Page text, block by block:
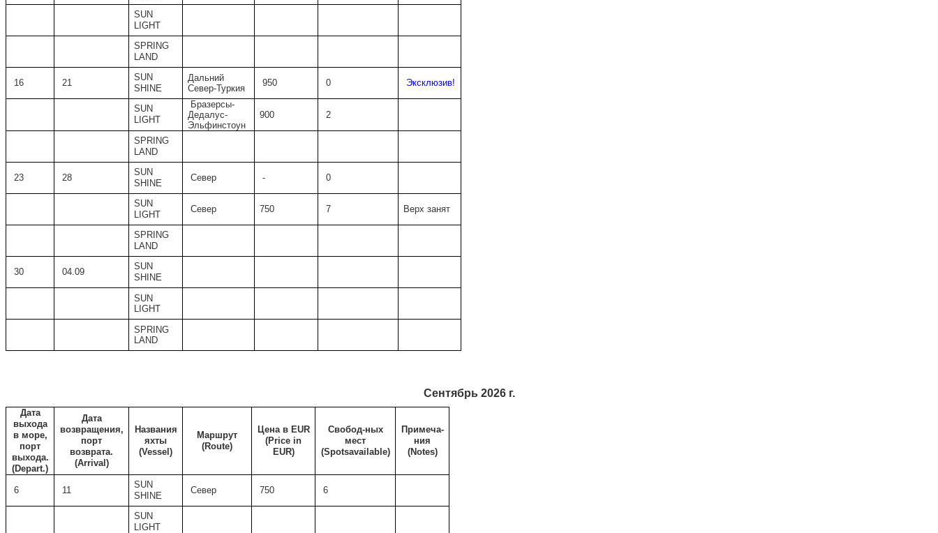
SUN
LIGHT
SPRING
LAND
16 21
SUN
SHINE
Дальний
Север-Туркия
950 0 Эксклюзив!
SUN
LIGHT
Бразерсы-
Дедалус-
Эльфинстоун
900 2
SPRING
LAND
23 28
SUN
SHINE
Север - 0
SUN
LIGHT
Север 750 7 Верх занят
SPRING
LAND
30 04.09
SUN
SHINE
SUN
LIGHT
SPRING
LAND
Сентябрь 2026 г.
Дата
выхода
в море,
порт
выхода.
(Depart.)
Дата
возвращения,
порт
возврата.
(Arrival)
Названия
яхты
(Vessel)
Маршрут
(Route)
ЦенавEUR
(Price in
EUR)
Свобод-ных
мест
(Spotsavailable)
Примеча-
ния
(Notes)
6 11
SUN
SHINE
Север 750 6
SUN
LIGHT